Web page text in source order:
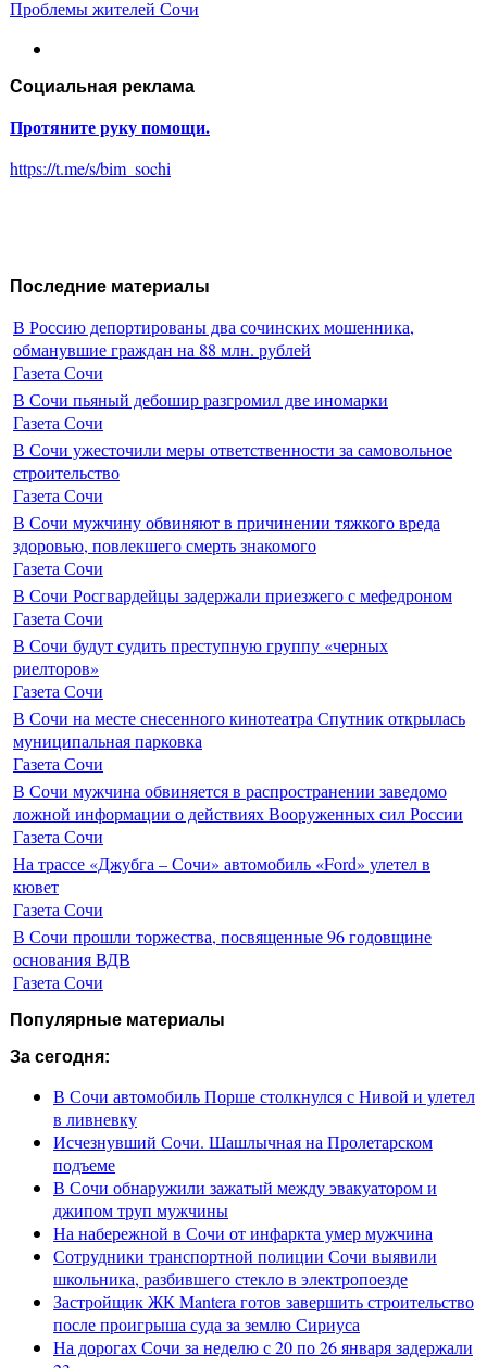
Проблемы жителей Сочи
Социальная реклама
Протяните руку помощи.
https://t.me/s/bim_sochi
Последние материалы
В Россию депортированы два сочинских мошенника,
обманувшие граждан на 88 млн. рублей
Газета Сочи
В Сочи пьяный дебошир разгромил две иномарки
Газета Сочи
В Сочи ужесточили меры ответственности за самовольное
строительство
Газета Сочи
В Сочи мужчину обвиняют в причинении тяжкого вреда
здоровью, повлекшего смерть знакомого
Газета Сочи
В Сочи Росгвардейцы задержали приезжего с мефедроном
Газета Сочи
В Сочи будут судить преступную группу «черных
риелторов»
Газета Сочи
В Сочи на месте снесенного кинотеатра Спутник открылась
муниципальная парковка
Газета Сочи
В Сочи мужчина обвиняется в распространении заведомо
ложной информации о действиях Вооруженных сил России
Газета Сочи
На трассе «Джубга – Сочи» автомобиль «Ford» улетел в
кювет
Газета Сочи
В Сочи прошли торжества, посвященные 96 годовщине
основания ВДВ
Газета Сочи
Популярные материалы
За сегодня:
В Сочи автомобиль Порше столкнулся с Нивой и улетел
в ливневку
Исчезнувший Сочи. Шашлычная на Пролетарском
подъеме
В Сочи обнаружили зажатый между эвакуатором и
джипом труп мужчины
На набережной в Сочи от инфаркта умер мужчина
Сотрудники транспортной полиции Сочи выявили
школьника, разбившего стекло в электропоезде
Застройщик ЖК Mantera готов завершить строительство
после проигрыша суда за землю Сириуса
На дорогах Сочи за неделю с 20 по 26 января задержали